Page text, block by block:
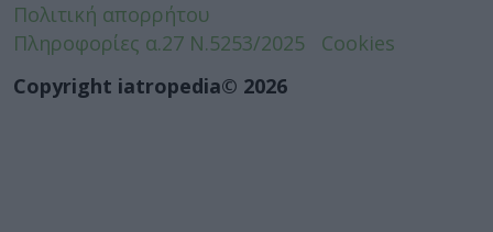
Πολιτική απορρήτου
Πληροφορίες α.27 Ν.5253/2025
Cookies
Copyright iatropedia© 2026